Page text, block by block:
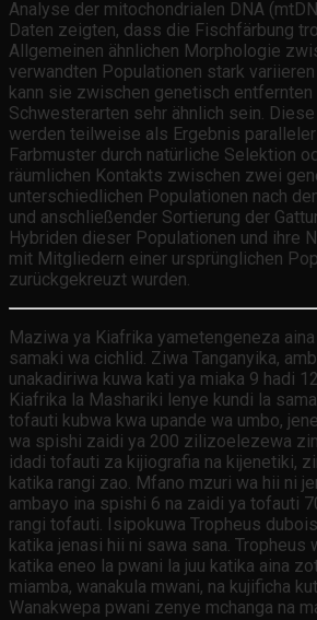
Analyse der mitochondrialen DNA
Daten zeigten, dass die Fischfärbung
Allgemeinen ähnlichen Morphologie
verwandten Populationen stark
kann sie zwischen genetisch entfernten
Schwesterarten sehr ähnlich sein.
werden teilweise als Ergebnis
Farbmuster durch natürliche Selektion
räumlichen Kontakts zwischen zwei
unterschiedlichen Populationen nach
und anschließender Sortierung der
Hybriden dieser Populationen und ihre
mit Mitgliedern einer ursprünglichen
zurückgekreuzt wurden.
Maziwa ya Kiafrika yametengeneza
samaki wa cichlid. Ziwa Tanganyika,
unakadiriwa kuwa kati ya miaka 9 hadi
Kiafrika la Mashariki lenye kundi la
tofauti kubwa kwa upande wa umbo,
wa spishi zaidi ya 200 zilizoelezewa
idadi tofauti za kijiografia na kijenetiki,
katika rangi zao. Mfano mzuri wa hii ni
ambayo ina spishi 6 na zaidi ya tofauti
rangi tofauti. Isipokuwa Tropheus
katika jenasi hii ni sawa sana. Tropheus
katika eneo la pwani la juu katika aina
miamba, wanakula mwani, na kujificha
Wanakwepa pwani zenye mchanga na